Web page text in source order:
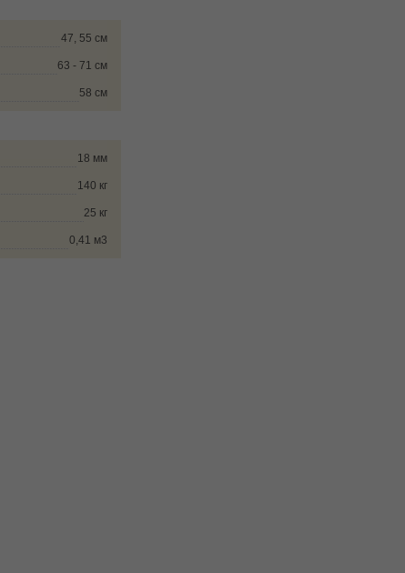
47, 55 см
63 - 71 см
58 см
18 мм
140 кг
25 кг
0,41 м3